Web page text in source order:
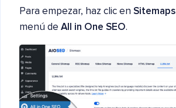
Para empezar, haz clic en Sitemaps
menú de All in One SEO.